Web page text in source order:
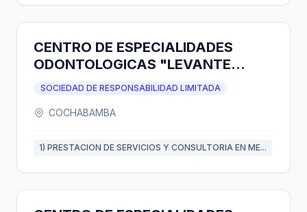
CENTRO DE ESPECIALIDADES
ODONTOLOGICAS "LEVANTE
DENTAL S.R.L."
SOCIEDAD DE RESPONSABILIDAD LIMITADA
COCHABAMBA
1) PRESTACION DE SERVICIOS Y CONSULTORIA EN ME...